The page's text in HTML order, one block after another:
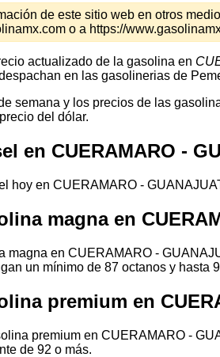
de este sitio web en otros
o a https://
actualizado de la gasolina en
en las gasolinerias de
semana y los precios de las
del dólar.
en CUERAMARO -
hoy en CUERAMARO -
magna en
magna en CUERAMARO -
un mínimo de 87 octanos y hasta
premium en
premium en CUERAMARO -
de 92 o más.